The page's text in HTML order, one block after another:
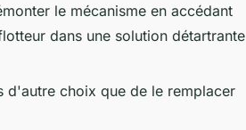
le mécanisme en accédant
dans une solution détartrante
d'autre choix que de le remplacer